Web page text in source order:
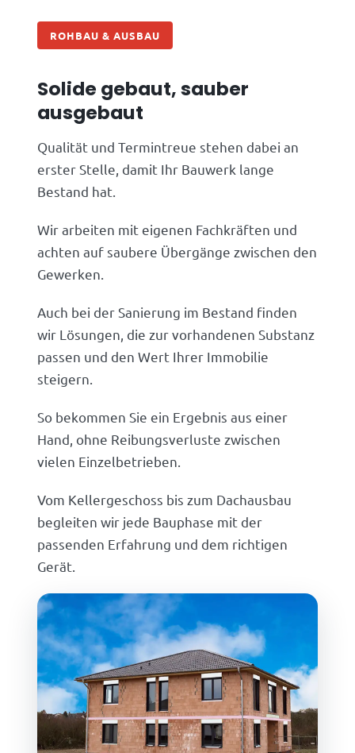
ROHBAU & AUSBAU
Solide gebaut, sauber
ausgebaut
Qualität und Termintreue stehen dabei an
erster Stelle, damit Ihr Bauwerk lange
Bestand hat.
Wir arbeiten mit eigenen Fachkräften und
achten auf saubere Übergänge zwischen den
Gewerken.
Auch bei der Sanierung im Bestand finden
wir Lösungen, die zur vorhandenen Substanz
passen und den Wert Ihrer Immobilie
steigern.
So bekommen Sie ein Ergebnis aus einer
Hand, ohne Reibungsverluste zwischen
vielen Einzelbetrieben.
Vom Kellergeschoss bis zum Dachausbau
begleiten wir jede Bauphase mit der
passenden Erfahrung und dem richtigen
Gerät.